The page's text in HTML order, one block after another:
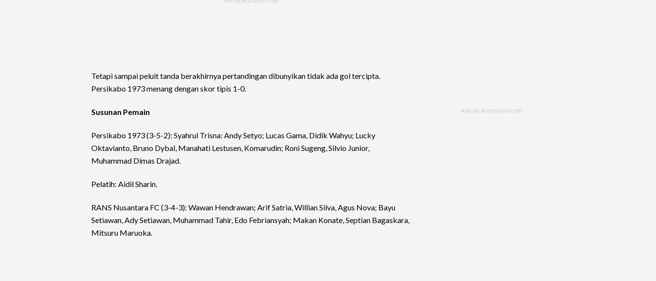
Tetapi sampai peluit tanda berakhirnya pertandingan dibunyikan tidak ada gol tercipta.
Persikabo 1973 menang dengan skor tipis 1-0.
Susunan Pemain
Persikabo 1973 (3-5-2): Syahrul Trisna: Andy Setyo; Lucas Gama, Didik Wahyu; Lucky
Oktavianto, Bruno Dybal, Manahati Lestusen, Komarudin; Roni Sugeng, Silvio Junior,
Muhammad Dimas Drajad.
Pelatih: Aidil Sharin.
RANS Nusantara FC (3-4-3): Wawan Hendrawan; Arif Satria, Willian Silva, Agus Nova; Bayu
Setiawan, Ady Setiawan, Muhammad Tahir, Edo Febriansyah; Makan Konate, Septian Bagaskara,
Mitsuru Maruoka.